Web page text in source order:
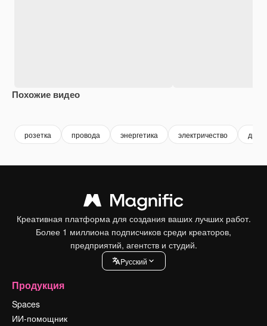
Похожие видео
розетка провода энергетика электричество
Креативная платформа для создания ваших лучших работ.
Более 1 миллиона подписчиков среди креаторов,
предприятий, агентств и студий.
Pусский
Продукция
Spaces
ИИ-помощник